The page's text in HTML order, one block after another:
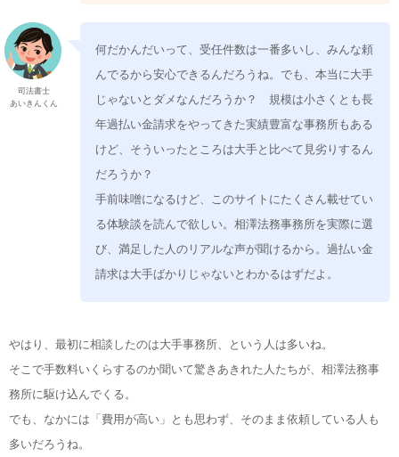
司法書士
あいきんくん
何だかんだいって、受任件数は一番多いし、みんな頼
んでるから安心できるんだろうね。でも、本当に大手
じゃないとダメなんだろうか？ 規模は小さくとも長
年過払い金請求をやってきた実績豊富な事務所もある
けど、そういったところは大手と比べて見劣りするん
だろうか？
手前味噌になるけど、このサイトにたくさん載せてい
る体験談を読んで欲しい。相澤法務事務所を実際に選
び、満足した人のリアルな声が聞けるから。過払い金
請求は大手ばかりじゃないとわかるはずだよ。
やはり、最初に相談したのは大手事務所、という人は多いね。
そこで手数料いくらするのか聞いて驚きあきれた人たちが、相澤法務事
務所に駆け込んでくる。
でも、なかには「費用が高い」とも思わず、そのまま依頼している人も
多いだろうね。